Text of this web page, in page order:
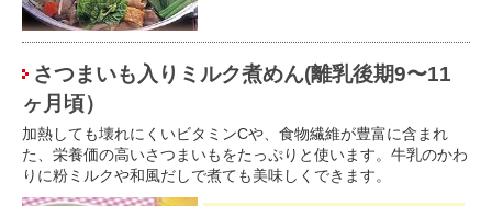
さつまいも入りミルク煮めん(離乳後期9〜11
ヶ月頃）
加熱しても壊れにくいビタミンCや、食物繊維が豊富に含まれ
た、栄養価の高いさつまいもをたっぷりと使います。牛乳のかわ
りに粉ミルクや和風だしで煮ても美味しくできます。